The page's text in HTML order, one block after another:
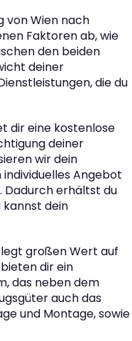
von Wien nach
Faktoren ab, wie
den beiden
deiner
die du
dir eine kostenlose
deiner
wir dein
Angebot
Dadurch erhältst du
dein
legt großen Wert auf
dir ein
das neben dem
auch das
und Montage, sowie